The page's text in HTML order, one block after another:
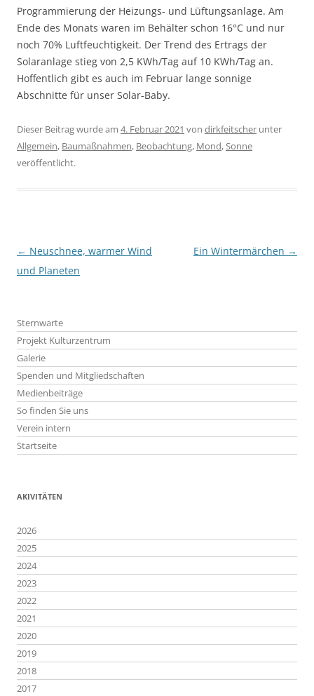
Programmierung der Heizungs- und Lüftungsanlage. Am
Ende des Monats waren im Behälter schon 16°C und nur
noch 70% Luftfeuchtigkeit. Der Trend des Ertrags der
Solaranlage stieg von 2,5 KWh/Tag auf 10 KWh/Tag an.
Hoffentlich gibt es auch im Februar lange sonnige
Abschnitte für unser Solar-Baby.
Dieser Beitrag wurde am 4. Februar 2021 von dirkfeitscher unter
Allgemein, Baumaßnahmen, Beobachtung, Mond,Sonne
veröffentlicht.
Beitragsnavigation
← Neuschnee, warmer Wind
und Planeten
Ein Wintermärchen →
Sternwarte
Projekt Kulturzentrum
Galerie
Spenden und Mitgliedschaften
Medienbeiträge
So finden Sie uns
Verein intern
Startseite
AKIVITÄTEN
2026
2025
2024
2023
2022
2021
2020
2019
2018
2017